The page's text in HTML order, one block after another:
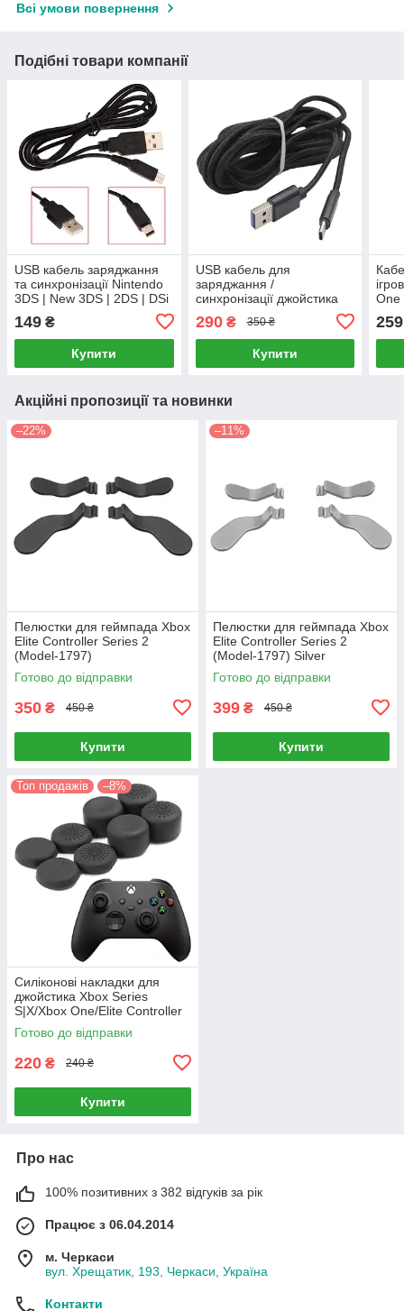
Всі умови повернення
Подібні товари компанії
USB кабель заряджання
та синхронізації Nintendo
3DS | New 3DS | 2DS | DSi
149 ₴
Купити
USB кабель для
заряджання /
синхронізації джойстика
PS5 Dualsense чорний 3
метри
290₴ 350 ₴
Купити
One
259
Акційні пропозиції та новинки
–22%
Пелюстки для геймпада Xbox
Elite Controller Series 2
(Model-1797)
Готово до відправки
350 ₴ 450 ₴
Купити
–11%
Пелюстки для геймпада Xbox
Elite Controller Series 2
(Model-1797) Silver
Готово до відправки
399 ₴ 450 ₴
Купити
Топ продажів –8%
Силіконові накладки для
джойстика Xbox Series
S|X/Xbox One/Elite Controller
8 шт чорні
Готово до відправки
220 ₴ 240 ₴
Купити
Про нас
100% позитивних з 382 відгуків за рік
Працює з 06.04.2014
м. Черкаси
вул. Хрещатик, 193, Черкаси, Україна
Контакти